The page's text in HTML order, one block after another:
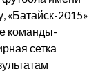
«Батайск-2015»
команды-
сетка